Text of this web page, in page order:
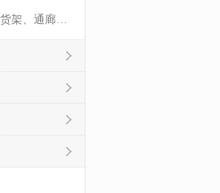
贯通货架、驶入货架、通廊货架